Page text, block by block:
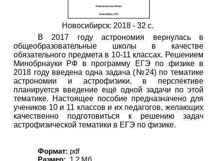
Новосибирск: 2018 - 32 с.
В 2017 году астрономия вернулась в
общеобразовательные школы в качестве
обязательного предмета в 10-11 классах. Решением
Минобрнауки РФ в программу ЕГЭ по физике в
2018 году введена одна задача (№24) по тематике
астрономии и астрофизики, в перспективе
планируется введение ещё одной задачи по этой
тематике. Настоящее пособие предназначено для
учеников 10 и 11 классов и их педагогов, желающих
качественно подготовиться к решению задач
астрофизической тематики в ЕГЭ по физике.
Формат: pdf